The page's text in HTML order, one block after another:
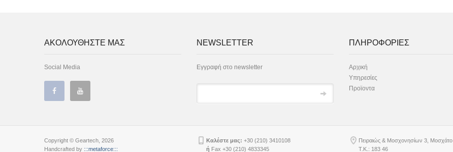
ΑΚΟΛΟΥΘΗΣΤΕ ΜΑΣ
Social Media
NEWSLETTER
Εγγραφή στο newsletter
ΠΛΗΡΟΦΟΡΙΕΣ
Αρχική
Υπηρεσίες
Προϊοντα
Copyright © Geartech, 2026
Handcrafted by :::metaforce:::
Καλέστε μας: +30 (210) 3410108
ή Fax +30 (210) 4833345
Πειραιώς & Μοσχονησίων 3, Μοσχάτο
Τ.Κ.: 183 46